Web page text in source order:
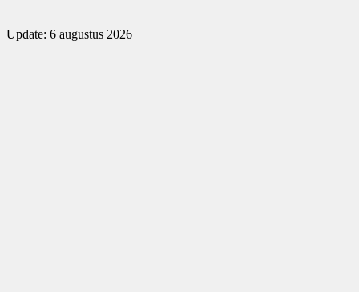
Update: 6 augustus 2026